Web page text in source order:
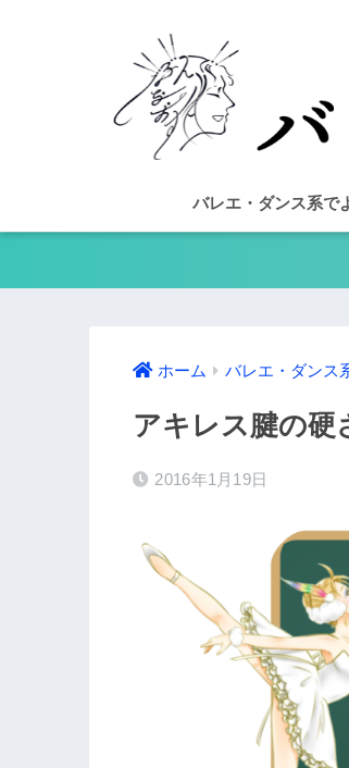
バレエ・ダンス系で
ホーム バレエ・ダンス
アキレス腱の硬
2016年1月19日